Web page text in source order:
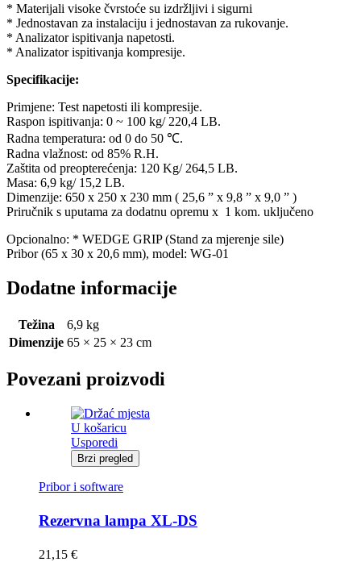
* Materijali visoke čvrstoće su izdržljivi i sigurni
* Jednostavan za instalaciju i jednostavan za rukovanje.
* Analizator ispitivanja napetosti.
* Analizator ispitivanja kompresije.
Specifikacije:
Primjene: Test napetosti ili kompresije.
Raspon ispitivanja: 0 ~ 100 kg/ 220,4 LB.
Radna temperatura: od 0 do 50 ℃.
Radna vlažnost: od 85% R.H.
Zaštita od preopterećenja: 120 Kg/ 264,5 LB.
Masa: 6,9 kg/ 15,2 LB.
Dimenzije: 650 x 250 x 230 mm ( 25,6 ” x 9,8 ” x 9,0 ” )
Priručnik s uputama za dodatnu opremu x 1 kom. uključeno
Opcionalno: * WEDGE GRIP (Stand za mjerenje sile)
Pribor (65 x 30 x 20,6 mm), model: WG-01
Dodatne informacije
Težina
6,9 kg
Dimenzije 65 × 25 × 23 cm
Povezani proizvodi
U košaricu
Usporedi
Brzi pregled
Pribor i software
Rezervna lampa XL-DS
21,15 €